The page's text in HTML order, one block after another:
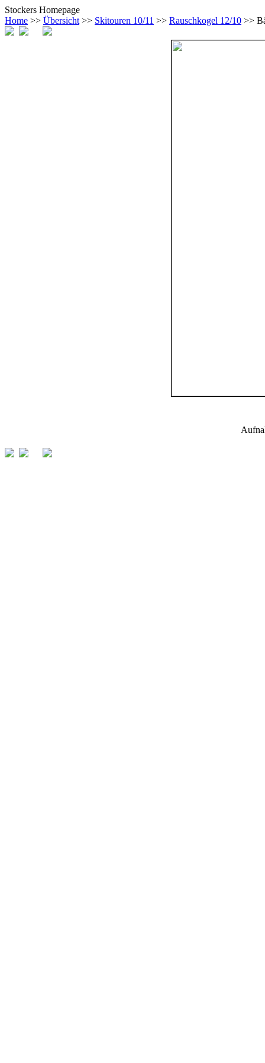
Stockers Homepage
Home >> Übersicht >> Skitouren 10/11 >> Rauschkogel 12/10 >>